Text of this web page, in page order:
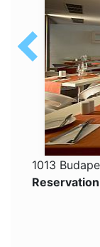
1013